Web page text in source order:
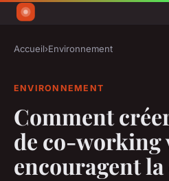
Accueil›Environnement
ENVIRONNEMENT
Comment
de co-working
encouragent